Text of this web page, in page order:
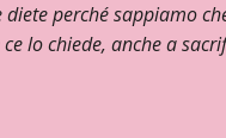
perché sappiamo
lo chiede, anche a